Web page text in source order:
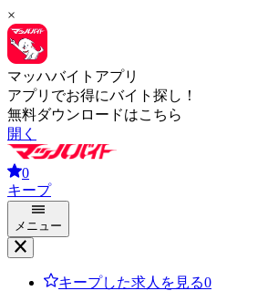
×
マッハバイトアプリ
アプリでお得にバイト探し！
無料ダウンロードはこちら
開く
0
キープ
メニュー
キープした求人を見る0